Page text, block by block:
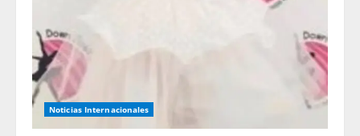
n
g
Noticias Internacionales